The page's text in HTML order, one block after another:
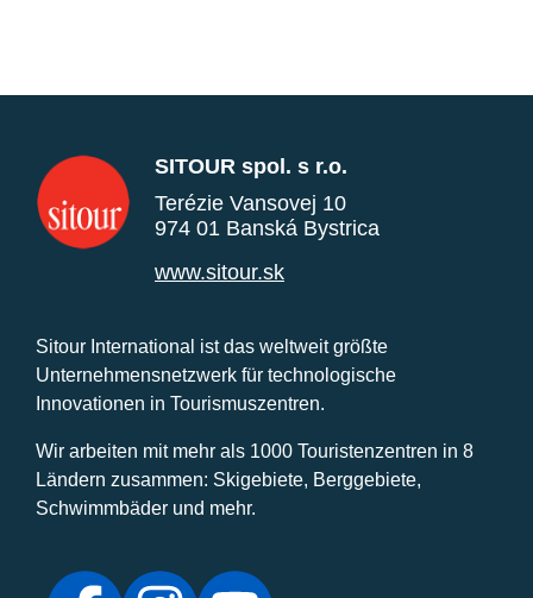
SITOUR spol. s r.o.
Terézie Vansovej 10
974 01 Banská Bystrica
www.sitour.sk
Sitour International ist das weltweit größte
Unternehmensnetzwerk für technologische
Innovationen in Tourismuszentren.
Wir arbeiten mit mehr als 1000 Touristenzentren in 8
Ländern zusammen: Skigebiete, Berggebiete,
Schwimmbäder und mehr.